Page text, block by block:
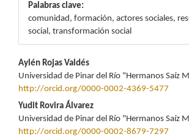
Palabras clave:
comunidad, formación, actores sociales,
social, transformación social
Contenido
principal
del
artículo
Aylén Rojas Valdés
Universidad de Pinar del Río "Hermanos Saíz
http://orcid.org/0000-0002-4369-5477
Yudit Rovira Álvarez
Universidad de Pinar del Río "Hermanos Saíz
http://orcid.org/0000-0002-8679-7297